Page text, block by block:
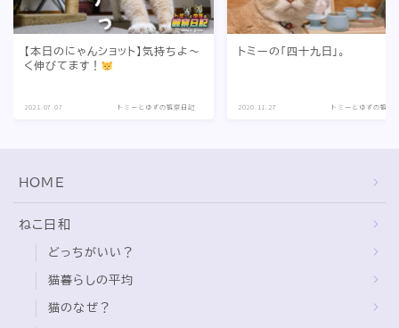
【本日のにゃんショット】気持ちよ〜
く伸びてます！
2021.07.07 トミーとゆずの観察日記
トミーの「四十九日」。
2020.11.27 トミーとゆずの観察
HOME
ねこ日和
どっちがいい？
猫暮らしの平均
猫のなぜ？